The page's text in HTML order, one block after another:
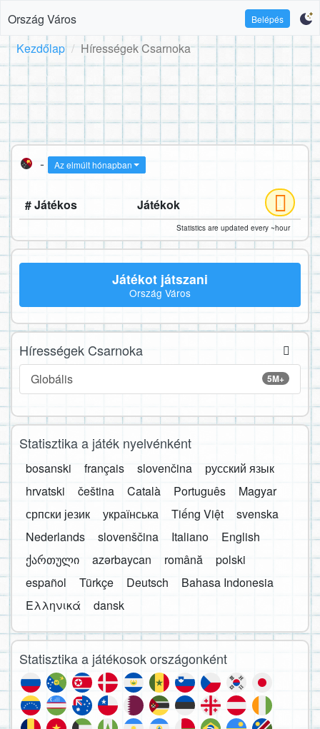
Ország Város Belépés
Kezdőlap Hírességek Csarnoka
- Az elmúlt hónapban
# Játékos Játékok
Statistics are updated every ~hour
Játékot játszani
Ország Város
Hírességek Csarnoka
5M+
Globális
Statisztika a játék nyelvénként
bosanski français slovenčina
русский язык
hrvatski
čeština Català Português
Magyar
српски језик
українська Tiếng Việt
svenska
Nederlands
slovenščina Italiano
English
ქართული
azərbaycan română
polski
español
Türkçe Deutsch
Bahasa Indonesia
Ελληνικά
dansk
Statisztika a játékosok országonként